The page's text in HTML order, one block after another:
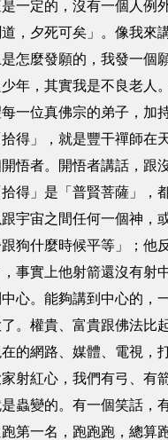
一定的，沒有一個人例
，夕死可矣」。像我來
怎麼發願的，我發一個
年，其實我是不良老人
一位真佛宗的弟子，加
得」，就是豐干禪師在
悟者。開悟者講話，跟
拾得」是「普賢菩薩」
宇宙之間任何一個神，
狗什麼時候平等」；他
事實上他射箭還沒有射
心。能夠講到中心的，
。權貴、富貴跟佛法比
的網路、媒體、電視，
射紅心，我們有弓、有
蟲變的。有一個笑話，
第一名，跑跑跑，總算